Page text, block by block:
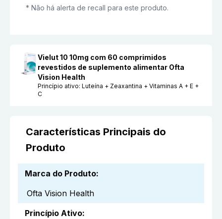
* Não há alerta de recall para este produto.
Vielut 10 10mg com 60 comprimidos
revestidos de suplemento alimentar Ofta
Vision Health
Princípio ativo:Luteína + Zeaxantina + Vitaminas A + E +
C
Características Principais do
Produto
Marca do Produto:
Ofta Vision Health
Princípio Ativo: